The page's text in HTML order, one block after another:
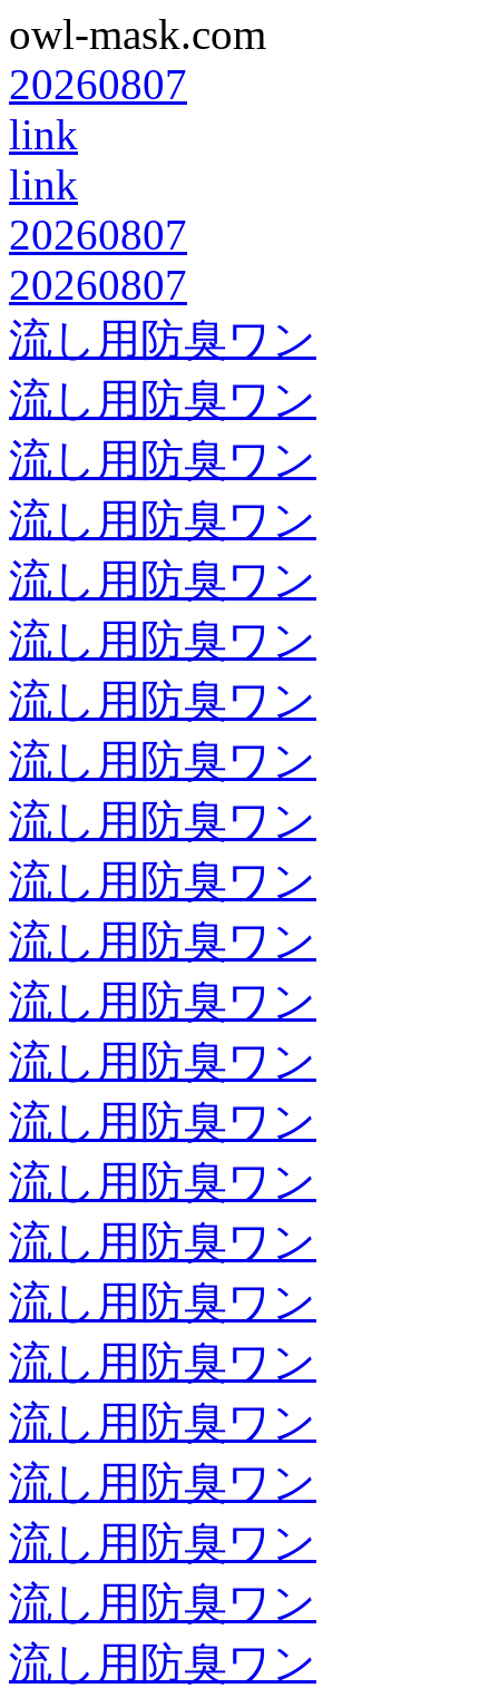
owl-mask.com
20260807
link
link
20260807
20260807
流し用防臭ワン
流し用防臭ワン
流し用防臭ワン
流し用防臭ワン
流し用防臭ワン
流し用防臭ワン
流し用防臭ワン
流し用防臭ワン
流し用防臭ワン
流し用防臭ワン
流し用防臭ワン
流し用防臭ワン
流し用防臭ワン
流し用防臭ワン
流し用防臭ワン
流し用防臭ワン
流し用防臭ワン
流し用防臭ワン
流し用防臭ワン
流し用防臭ワン
流し用防臭ワン
流し用防臭ワン
流し用防臭ワン